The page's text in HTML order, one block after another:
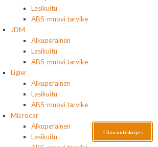
Lasikuitu
ABS-muovi tarvike
JDM
Alkuperäinen
Lasikuitu
ABS-muovi tarvike
Ligier
Alkuperäinen
Lasikuitu
ABS-muovi tarvike
Microcar
Alkuperäinen
Lasikuitu
Tilaa uutiskirje ›